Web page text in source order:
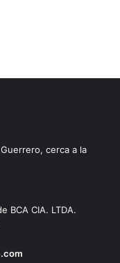
cerca a la
BCA CIA. LTDA.